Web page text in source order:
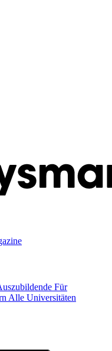
Für
Alle Universitäten